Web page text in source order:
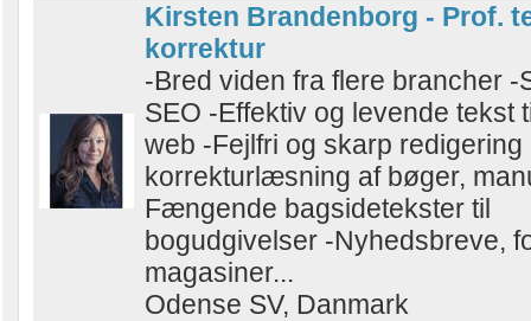
Kirsten Brandenborg - Prof.
korrektur
-Bred viden fra flere brancher -
SEO -Effektiv og levende tekst
web -Fejlfri og skarp redigering
korrekturlæsning af bøger,
Fængende bagsidetekster til
bogudgivelser -Nyhedsbreve,
magasiner...
Odense SV, Danmark